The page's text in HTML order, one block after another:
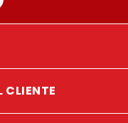
CLIENTE